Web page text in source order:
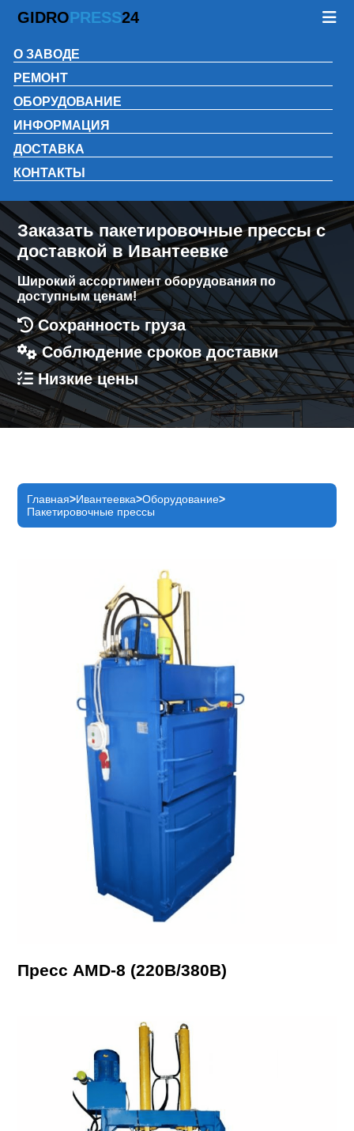
GIDROPRESS24
О ЗАВОДЕ
РЕМОНТ
ОБОРУДОВАНИЕ
ИНФОРМАЦИЯ
ДОСТАВКА
КОНТАКТЫ
Заказать пакетировочные прессы с
доставкой в Ивантеевке
Широкий ассортимент оборудования по
доступным ценам!
Сохранность груза
Соблюдение сроков доставки
Низкие цены
Главная Ивантеевка Оборудование
Пакетировочные прессы
Пресс AMD-8 (220В/380В)